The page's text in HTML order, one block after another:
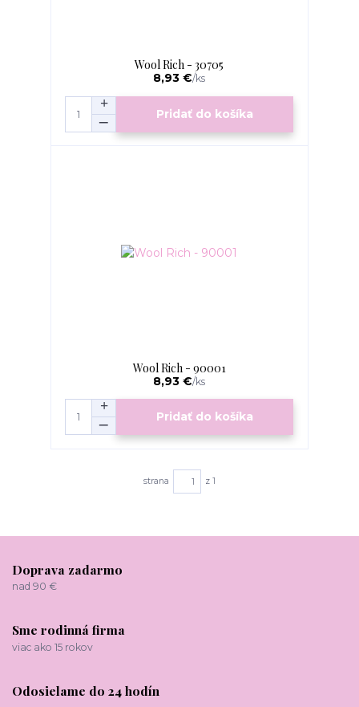
Wool Rich - 30705
8,93 €/ks
Pridať do košíka
Wool Rich - 90001
8,93 €/ks
Pridať do košíka
strana z 1
Doprava zadarmo
nad 90 €
Sme rodinná firma
viac ako 15 rokov
Odosielame do 24 hodín